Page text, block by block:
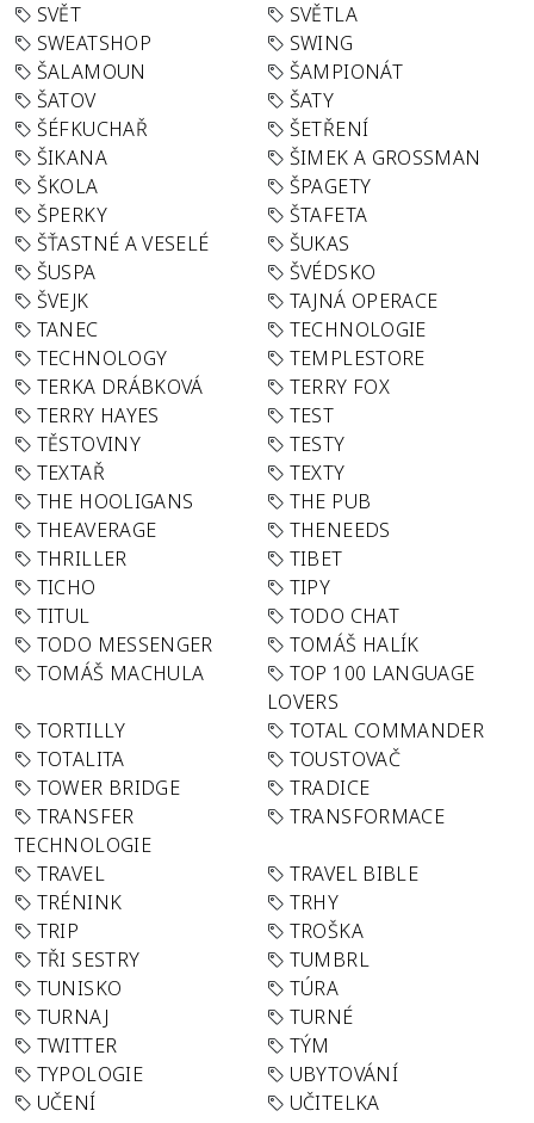
SVĚT
SVĚTLA
SWEATSHOP
SWING
ŠALAMOUN
ŠAMPIONÁT
ŠATOV
ŠATY
ŠÉFKUCHAŘ
ŠETŘENÍ
ŠIKANA
ŠIMEK A GROSSMAN
ŠKOLA
ŠPAGETY
ŠPERKY
ŠTAFETA
ŠŤASTNÉ A VESELÉ
ŠUKAS
ŠUSPA
ŠVÉDSKO
ŠVEJK
TAJNÁ OPERACE
TANEC
TECHNOLOGIE
TECHNOLOGY
TEMPLESTORE
TERKA DRÁBKOVÁ
TERRY FOX
TERRY HAYES
TEST
TĚSTOVINY
TESTY
TEXTAŘ
TEXTY
THE HOOLIGANS
THE PUB
THEAVERAGE
THENEEDS
THRILLER
TIBET
TICHO
TIPY
TITUL
TODO CHAT
TODO MESSENGER
TOMÁŠ HALÍK
TOMÁŠ MACHULA
TOP 100 LANGUAGE
LOVERS
TORTILLY
TOTAL COMMANDER
TOTALITA
TOUSTOVAČ
TOWER BRIDGE
TRADICE
TRANSFER
TECHNOLOGIE
TRANSFORMACE
TRAVEL
TRAVEL BIBLE
TRÉNINK
TRHY
TRIP
TROŠKA
TŘI SESTRY
TUMBRL
TUNISKO
TÚRA
TURNAJ
TURNÉ
TWITTER
TÝM
TYPOLOGIE
UBYTOVÁNÍ
UČENÍ
UČITELKA